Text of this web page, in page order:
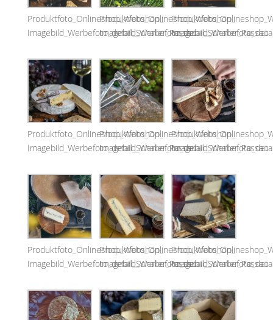
Produktfoto_Onlineshop_Webshop_
Imagebild_Werbefoto_detail_Schaller_Passau
Produktfoto_Onlineshop_Webshop_
Imagebild_Werbefoto_detail_Schaller_Passau
Produktfoto_Onlineshop_Webshop_
Imagebild_Werbefoto_detail_Schaller_Passau
Produktfoto_Onlineshop_Webshop_
Imagebild_Werbefoto_detail_Schaller_Passau
Produktfoto_Onlineshop_Webshop_
Imagebild_Werbefoto_detail_Schaller_Passau
Produktfoto_Onlineshop_Webshop_
Imagebild_Werbefoto_detail_Schaller_Passau